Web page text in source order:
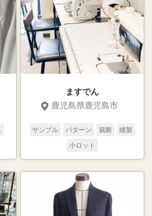
ますでん
鹿児島県鹿児島市
サンプル パターン 裁断 縫製
小ロット